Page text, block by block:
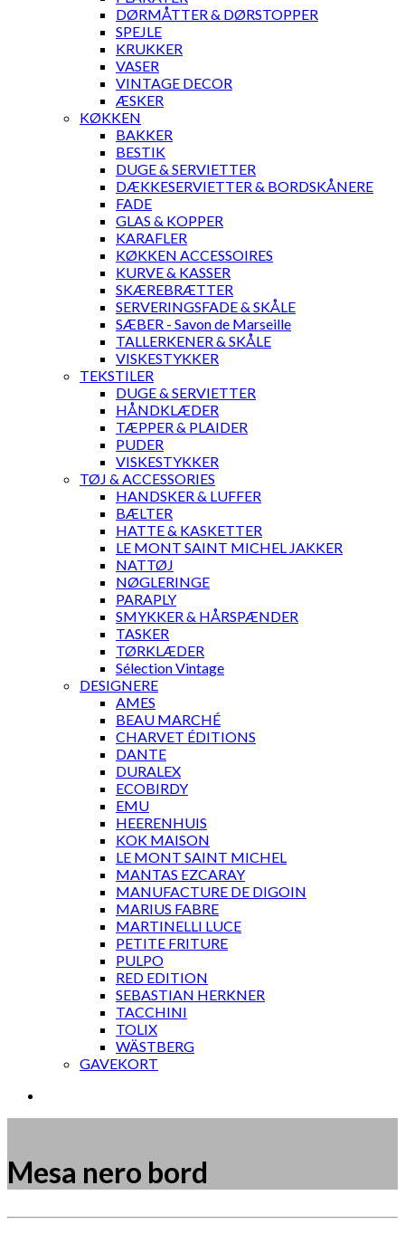
DØRMÅTTER & DØRSTOPPER
SPEJLE
KRUKKER
VASER
VINTAGE DECOR
ÆSKER
KØKKEN
BAKKER
BESTIK
DUGE & SERVIETTER
DÆKKESERVIETTER & BORDSKÅNERE
FADE
GLAS & KOPPER
KARAFLER
KØKKEN ACCESSOIRES
KURVE & KASSER
SKÆREBRÆTTER
SERVERINGSFADE & SKÅLE
SÆBER - Savon de Marseille
TALLERKENER & SKÅLE
VISKESTYKKER
TEKSTILER
DUGE & SERVIETTER
HÅNDKLÆDER
TÆPPER & PLAIDER
PUDER
VISKESTYKKER
TØJ & ACCESSORIES
HANDSKER & LUFFER
BÆLTER
HATTE & KASKETTER
LE MONT SAINT MICHEL JAKKER
NATTØJ
NØGLERINGE
PARAPLY
SMYKKER & HÅRSPÆNDER
TASKER
TØRKLÆDER
Sélection Vintage
DESIGNERE
AMES
BEAU MARCHÉ
CHARVET ÉDITIONS
DANTE
DURALEX
ECOBIRDY
EMU
HEERENHUIS
KOK MAISON
LE MONT SAINT MICHEL
MANTAS EZCARAY
MANUFACTURE DE DIGOIN
MARIUS FABRE
MARTINELLI LUCE
PETITE FRITURE
PULPO
RED EDITION
SEBASTIAN HERKNER
TACCHINI
TOLIX
WÄSTBERG
GAVEKORT
Mesa nero bord